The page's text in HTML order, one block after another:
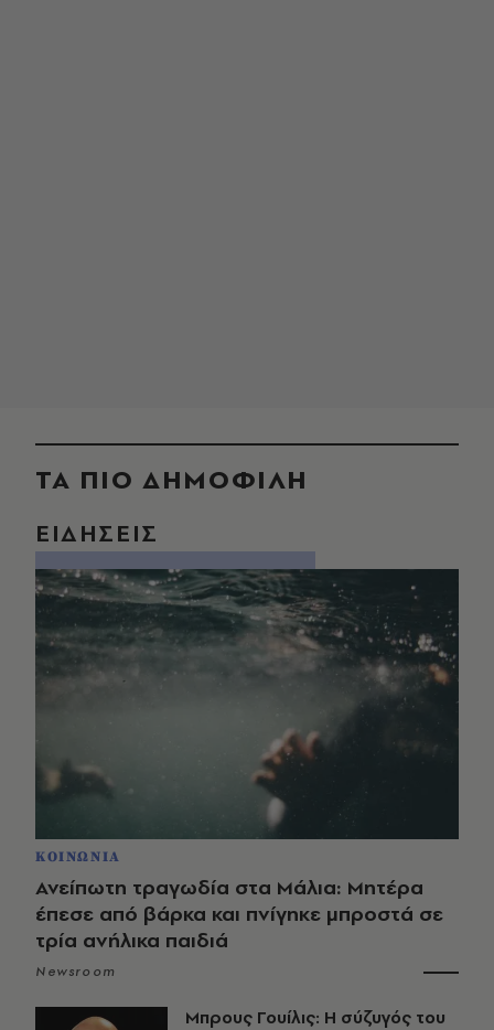
ΤΑ ΠΙΟ ΔΗΜΟΦΙΛΗ
ΕΙΔΗΣΕΙΣ
ΚΟΙΝΩΝΙΑ
Ανείπωτη τραγωδία στα Μάλια: Μητέρα
έπεσε από βάρκα και πνίγηκε μπροστά σε
τρία ανήλικα παιδιά
Newsroom
Μπρους Γουίλις: Η σύζυγός του